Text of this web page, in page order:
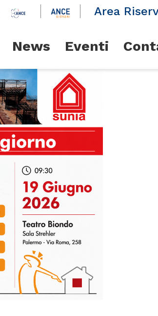
Area
News Eventi